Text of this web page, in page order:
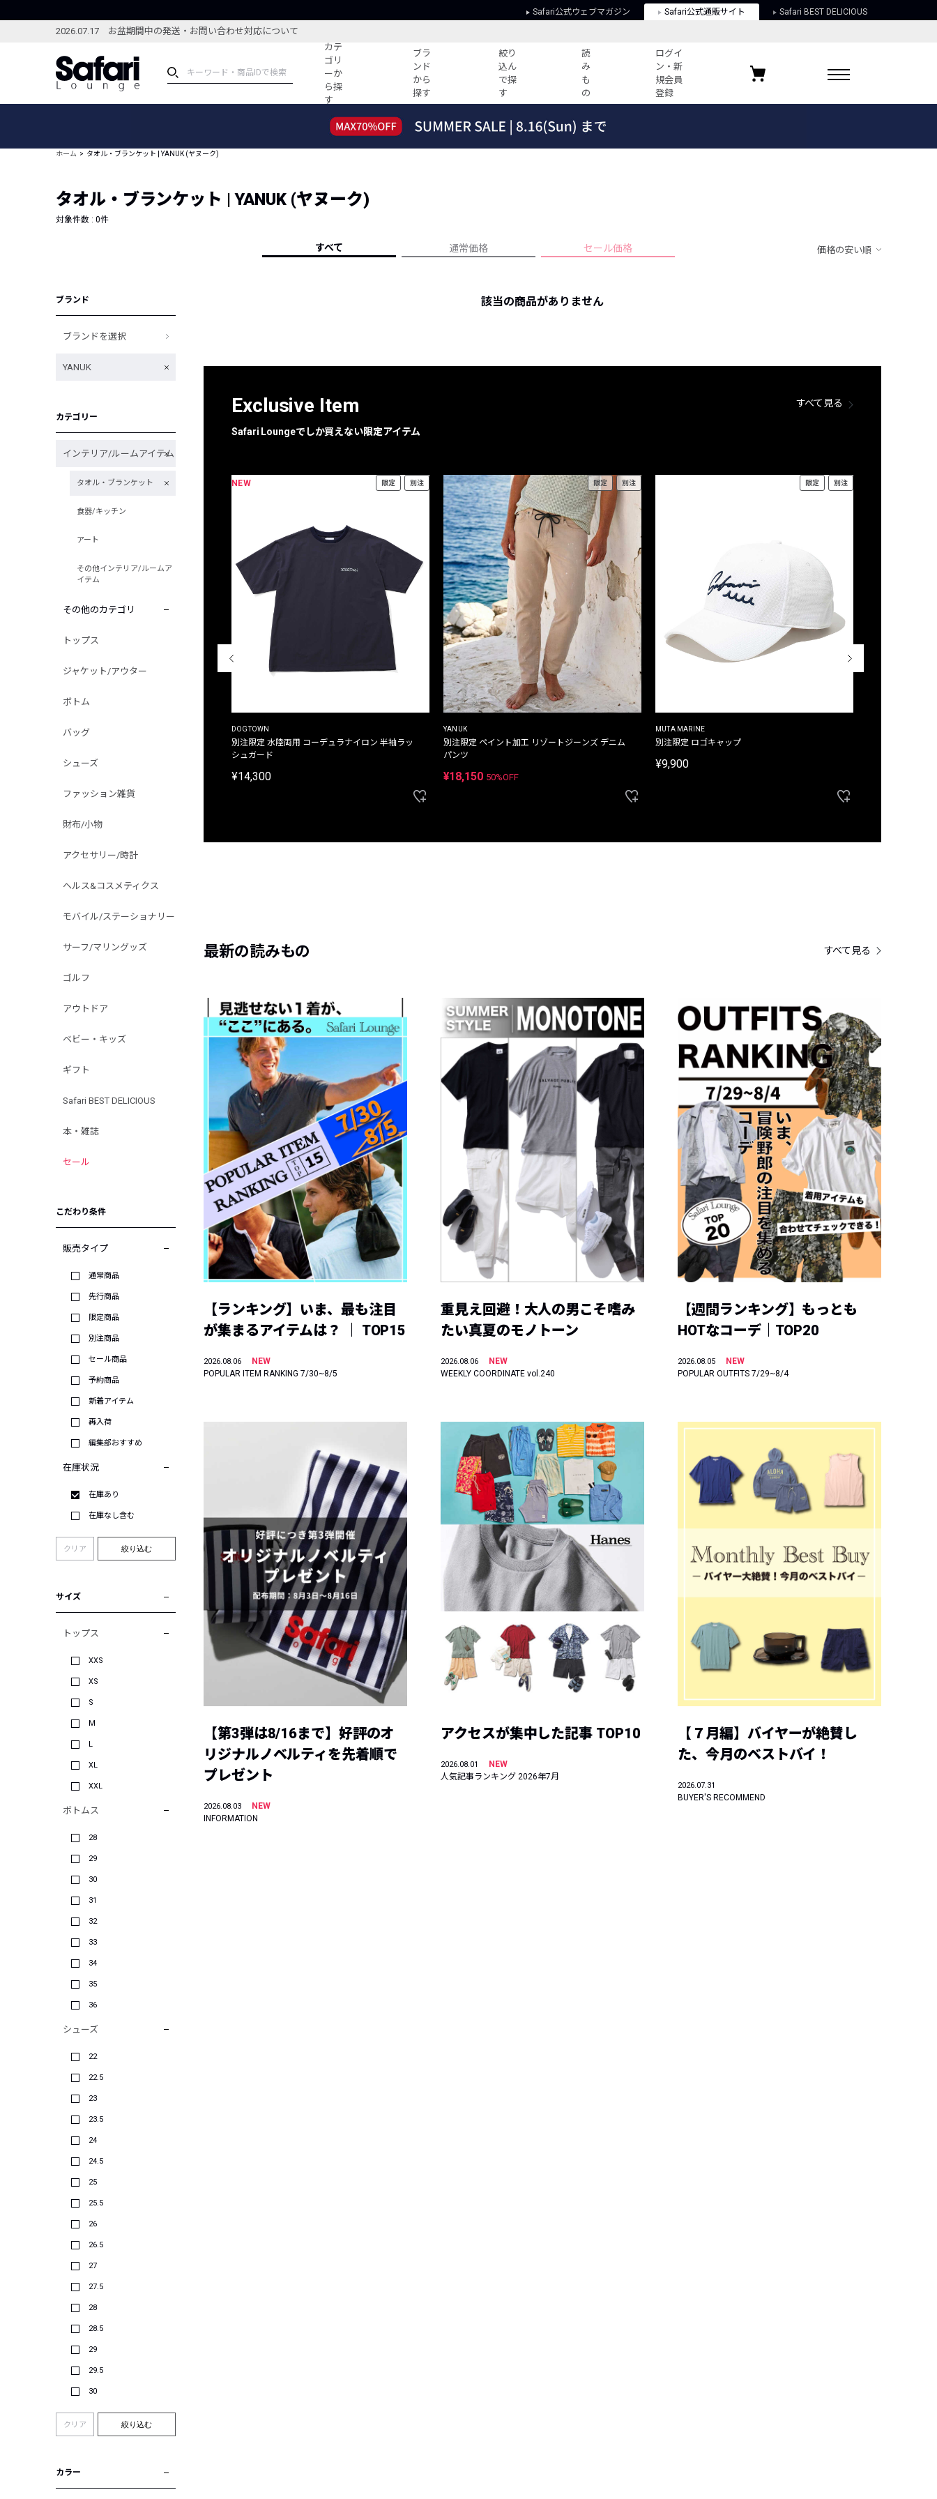
Safari公式ウェブマガジン Safari公式通販サイト Safari BEST DELICIOUS
2026.07.17 お盆期間中の発送・お問い合わせ対応について
カテ
ゴリ
ーか
ら探
す
ブラ
ンド
から
探す
絞り
込ん
で探
す
読
み
も
の
ログイ
ン・新
規会員
登録
ブランドから探す
新着アイテム
編集部のおすすめアイテム
コーディネート
すべての記事
人気記事ランキング
フォーカスブランド
プライバシーポリシー
お気に入りブランド
ホーム タオル・ブランケット | YANUK (ヤヌーク)
タオル・ブランケット | YANUK (ヤヌーク)
対象件数 : 0件
すべて 通常価格 セール価格 価格の安い順
ブランド
ブランドを選択
YANUK
カテゴリー
インテリア/ルームアイテム
タオル・ブランケット
食器/キッチン
アート
その他インテリア/ルームア
イテム
その他のカテゴリ
トップス
ジャケット/アウター
ボトム
バッグ
シューズ
ファッション雑貨
財布/小物
アクセサリー/時計
ヘルス&コスメティクス
モバイル/ステーショナリー
サーフ/マリングッズ
ゴルフ
アウトドア
ベビー・キッズ
ギフト
Safari BEST DELICIOUS
本・雑誌
セール
こだわり条件
販売タイプ
通常商品
先行商品
限定商品
別注商品
セール商品
予約商品
新着アイテム
再入荷
編集部おすすめ
在庫状況
在庫あり
在庫なし含む
クリア 絞り込む
サイズ
トップス
XXS
XS
S
M
L
XL
XXL
ボトムス
28
29
30
31
32
33
34
35
36
シューズ
22
22.5
23
23.5
24
24.5
25
25.5
26
26.5
27
27.5
28
28.5
29
29.5
30
クリア 絞り込む
カラー
該当の商品がありません
Exclusive Item
Safari Loungeでしか買えない限定アイテム
すべて見る
THE DUFFER OF ST.GEORGE
NEW 限定 別注
DOGTOWN
別注限定 水陸両用 コーデュラナイロン 半袖ラッ
シュガード
¥14,300
限定 別注
YANUK
別注限定 ペイント加工 リゾートジーンズ デニム
パンツ
¥18,150 50%OFF
限定 別注
MUTA MARINE
別注限定 ロゴキャップ
¥9,900
最新の読みもの すべて見る
【ランキング】いま、最も注目
が集まるアイテムは？ ｜ TOP15
2026.08.06
NEW
POPULAR ITEM RANKING 7/30~8/5
重見え回避！大人の男こそ嗜み
たい真夏のモノトーン
2026.08.06
NEW
WEEKLY COORDINATE vol.240
【週間ランキング】もっとも
HOTなコーデ｜TOP20
2026.08.05
NEW
POPULAR OUTFITS 7/29~8/4
【第3弾は8/16まで】好評のオ
リジナルノベルティを先着順で
プレゼント
2026.08.03
NEW
INFORMATION
アクセスが集中した記事 TOP10
2026.08.01
NEW
人気記事ランキング 2026年7月
【７月編】バイヤーが絶賛し
た、今月のベストバイ！
2026.07.31
BUYER'S RECOMMEND